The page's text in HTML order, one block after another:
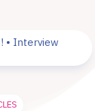
• Interview